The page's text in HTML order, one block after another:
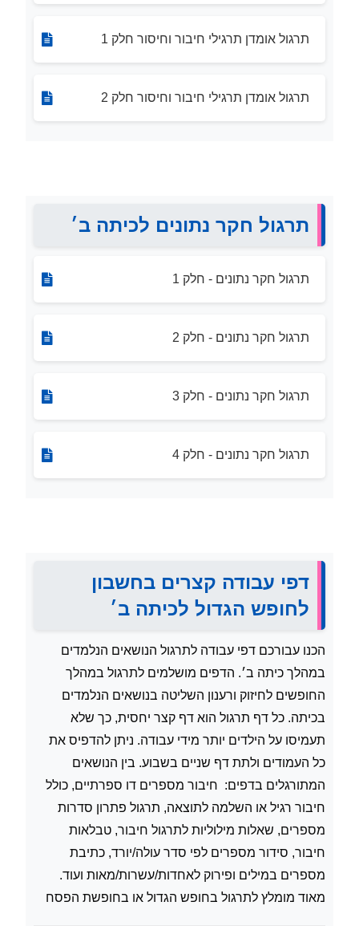
תרגול אומדן תרגילי חיבור וחיסור חלק 1
תרגול אומדן תרגילי חיבור וחיסור חלק 2
תרגול חקר נתונים לכיתה ב׳
תרגול חקר נתונים - חלק 1
תרגול חקר נתונים - חלק 2
תרגול חקר נתונים - חלק 3
תרגול חקר נתונים - חלק 4
דפי עבודה קצרים בחשבון
לחופש הגדול לכיתה ב׳
הכנו עבורכם דפי עבודה לתרגול הנושאים הנלמדים
במהלך כיתה ב׳. הדפים מושלמים לתרגול במהלך
החופשים לחיזוק ורענון השליטה בנושאים הנלמדים
בכיתה. כל דף תרגול הוא דף קצר יחסית, כך שלא
תעמיסו על הילדים יותר מידי עבודה. ניתן להדפיס את
כל העמודים ולתת דף שניים בשבוע. בין הנושאים
המתורגלים בדפים: חיבור מספרים דו ספרתיים, כולל
חיבור רגיל או השלמה לתוצאה, תרגול פתרון סדרות
מספרים, שאלות מילוליות לתרגול חיבור, טבלאות
חיבור, סידור מספרים לפי סדר עולה/יורד, כתיבת
מספרים במילים ופירוק לאחדות/עשרות/מאות ועוד.
מאוד מומלץ לתרגול בחופש הגדול או בחופשת הפסח